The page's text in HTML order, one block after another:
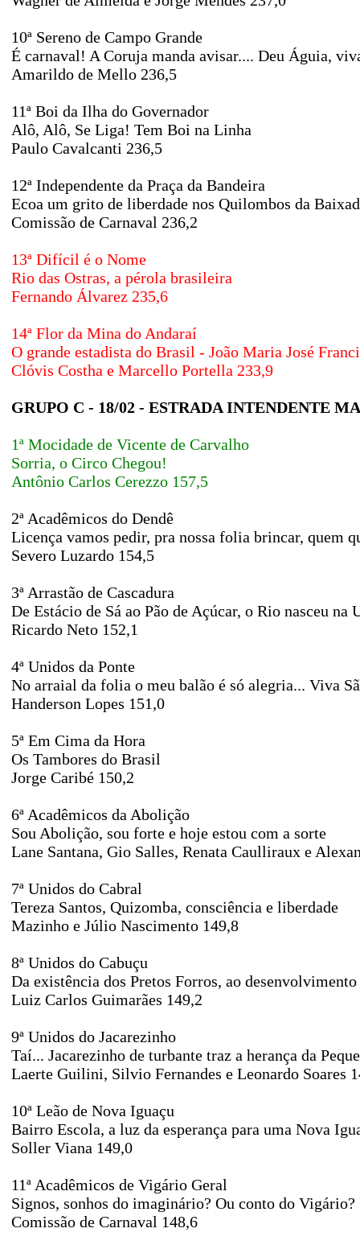
10ª Sereno de Campo Grande
É carnaval! A Coruja manda avisar.... Deu Águia,
Amarildo de Mello 236,5
11ª Boi da Ilha do Governador
Alô, Alô, Se Liga! Tem Boi na Linha
Paulo Cavalcanti 236,5
12ª Independente da Praça da Bandeira
Ecoa um grito de liberdade nos Quilombos da
Comissão de Carnaval 236,2
13ª Difícil é o Nome
Rio das Ostras, a pérola brasileira
Fernando Álvarez 235,6
14ª Flor da Mina do Andaraí
O grande estadista do Brasil - João Maria José
Clóvis Costha e Marcello Portella 233,9
GRUPO C - 18/02 - ESTRADA INTENDENTE
1ª Mocidade de Vicente de Carvalho
Sorria, o Circo Chegou!
Antônio Carlos Cerezzo 157,5
2ª Acadêmicos do Dendê
Licença vamos pedir, pra nossa folia brincar, quem
Severo Luzardo 154,5
3ª Arrastão de Cascadura
De Estácio de Sá ao Pão de Açúcar, o Rio nasceu na
Ricardo Neto 152,1
4ª Unidos da Ponte
No arraial da folia o meu balão é só alegria... Viva
Handerson Lopes 151,0
5ª Em Cima da Hora
Os Tambores do Brasil
Jorge Caribé 150,2
6ª Acadêmicos da Abolição
Sou Abolição, sou forte e hoje estou com a sorte
Lane Santana, Gio Salles, Renata Caulliraux e
7ª Unidos do Cabral
Tereza Santos, Quizomba, consciência e liberdade
Mazinho e Júlio Nascimento 149,8
8ª Unidos do Cabuçu
Da existência dos Pretos Forros, ao
Luiz Carlos Guimarães 149,2
9ª Unidos do Jacarezinho
Taí... Jacarezinho de turbante traz a herança da
Laerte Guilini, Silvio Fernandes e Leonardo Soares
10ª Leão de Nova Iguaçu
Bairro Escola, a luz da esperança para uma Nova
Soller Viana 149,0
11ª Acadêmicos de Vigário Geral
Signos, sonhos do imaginário? Ou conto do Vigário?
Comissão de Carnaval 148,6